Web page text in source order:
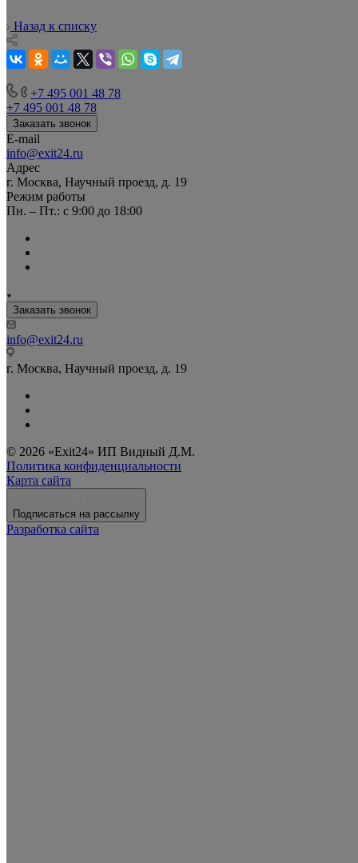
Назад к списку
+7 495 001 48 78
+7 495 001 48 78
Заказать звонок
E-mail
info@exit24.ru
Адрес
г. Москва, Научный проезд, д. 19
Режим работы
Пн. – Пт.: с 9:00 до 18:00
Заказать звонок
info@exit24.ru
г. Москва, Научный проезд, д. 19
© 2026 «Exit24» ИП Видный Д.М.
Политика конфиденциальности
Карта сайта
Подписаться на рассылку
Разработка сайта